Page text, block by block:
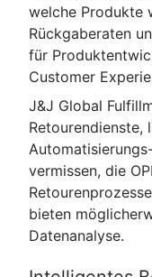
welche Produkte
Rückgaberaten
für
Customer
J&J Global
vermissen, die
bieten
Datenanalyse.